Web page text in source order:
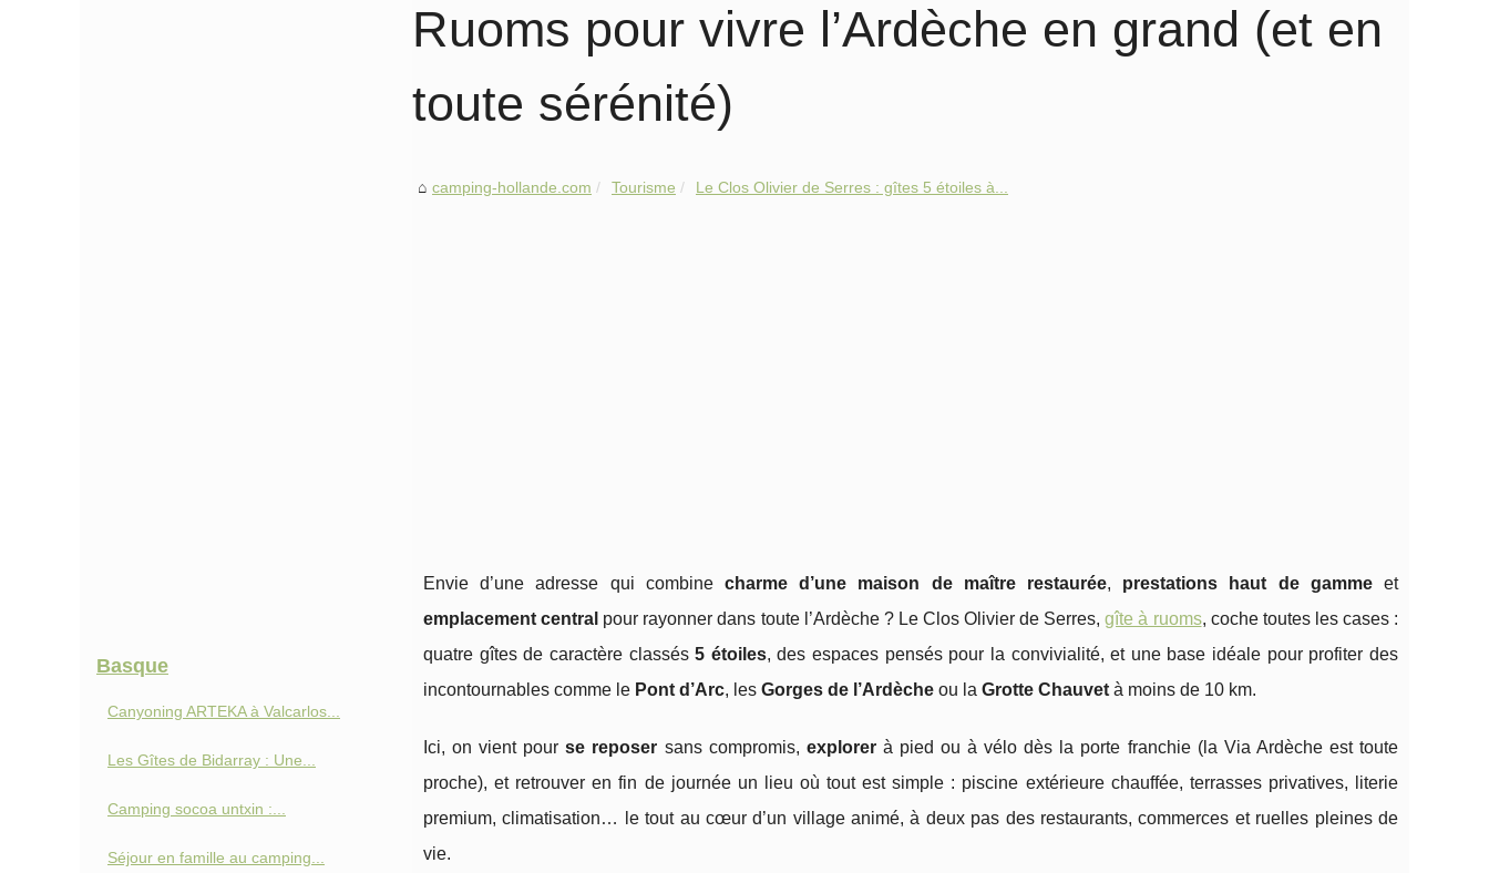
Ruoms pour vivre l’Ardèche en grand (et en
toute sérénité)
camping-hollande.com Tourisme Le Clos Olivier de Serres : gîtes 5 étoiles à...
Envie d’une adresse qui combine charme d’une maison de maître restaurée, prestations haut de gammeet
emplacement central pour rayonner dans toute l’Ardèche ? Le Clos Olivier de Serres,gîte à ruoms, coche toutes les cases :
quatre gîtes de caractère classés5 étoiles, des espaces pensés pour la convivialité, et une base idéale pour profiter des
incontournables comme le Pont d’Arc, les Gorges de l’Ardèche ou la Grotte Chauvet à moins de 10 km.
Ici, on vient pourse reposer sans compromis, explorerà pied ou à vélo dès la porte franchie (la Via Ardèche est toute
proche), et retrouver en fin de journée un lieu où tout est simple : piscine extérieure chauffée, terrasses privatives, literie
premium, climatisation… le tout au cœur d’un village animé, à deux pas des restaurants, commerces et ruelles pleines de
vie.
Basque
Canyoning ARTEKA à Valcarlos...
Les Gîtes de Bidarray : Une...
Camping socoa untxin :...
Séjour en famille au camping...